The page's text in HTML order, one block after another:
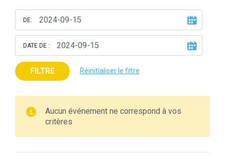
DE:
DATE DE :
FILTRE Réinitialiser le filtre
Aucun événement ne correspond à vos
critères